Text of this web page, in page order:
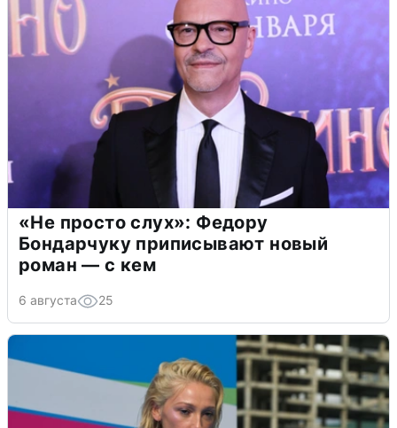
«Не просто слух»: Федору
Бондарчуку приписывают новый
роман — с кем
6 августа 25